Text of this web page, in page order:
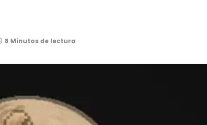
8 Minutos de lectura